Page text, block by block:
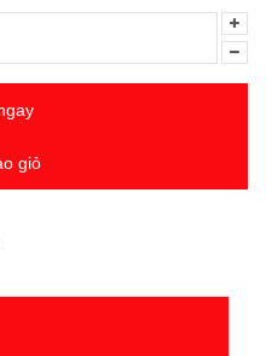
giỏ